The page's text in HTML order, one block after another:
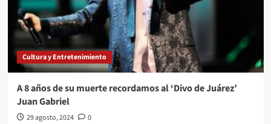
Selección
Mexicana
de
Futbol
Cultura y Entretenimiento
A 8 años de su muerte recordamos al ‘Divo de Juárez’
Juan Gabriel
29 agosto, 2024
0